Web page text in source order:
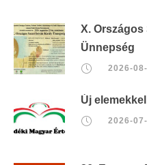
X.
Ünnepség
2026-
Új
2026-